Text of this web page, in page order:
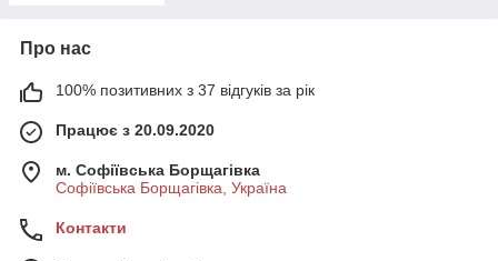
Про нас
100% позитивних з 37 відгуків за рік
Працює з 20.09.2020
м. Софіївська Борщагівка
Софіївська Борщагівка, Україна
Контакти